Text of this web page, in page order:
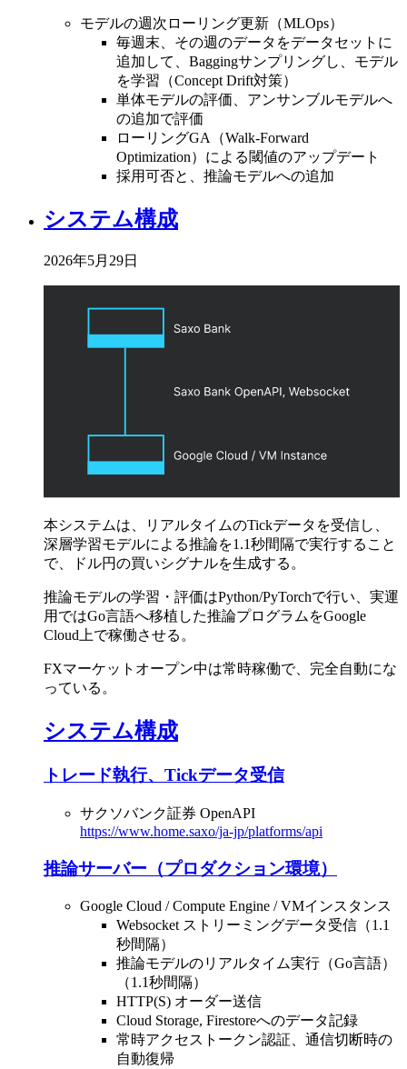
モデルの週次ローリング更新（MLOps）
毎週末、その週のデータをデータセットに
追加して、Baggingサンプリングし、モデル
を学習（Concept Drift対策）
単体モデルの評価、アンサンブルモデルへ
の追加で評価
ローリングGA（Walk-Forward
Optimization）による閾値のアップデート
採用可否と、推論モデルへの追加
システム構成
2026年5月29日
本システムは、リアルタイムのTickデータを受信し、
深層学習モデルによる推論を1.1秒間隔で実行すること
で、ドル円の買いシグナルを生成する。
推論モデルの学習・評価はPython/PyTorchで行い、実運
用ではGo言語へ移植した推論プログラムをGoogle
Cloud上で稼働させる。
FXマーケットオープン中は常時稼働で、完全自動にな
っている。
システム構成
トレード執行、Tickデータ受信
サクソバンク証券 OpenAPI
https://www.home.saxo/ja-jp/platforms/api
推論サーバー（プロダクション環境）
Google Cloud / Compute Engine / VMインスタンス
Websocket ストリーミングデータ受信（1.1
秒間隔）
推論モデルのリアルタイム実行（Go言語）
（1.1秒間隔）
HTTP(S) オーダー送信
Cloud Storage, Firestoreへのデータ記録
常時アクセストークン認証、通信切断時の
自動復帰